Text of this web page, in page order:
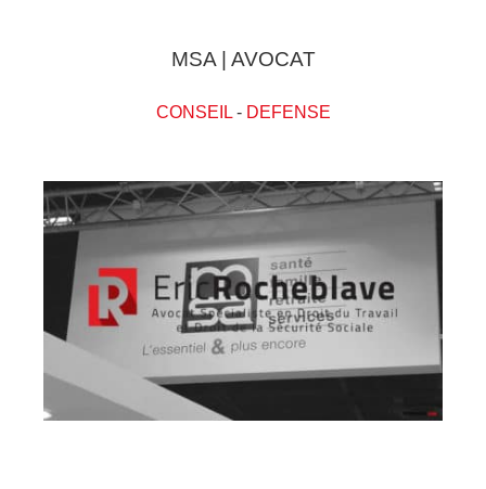
MSA | AVOCAT
CONSEIL- DEFENSE